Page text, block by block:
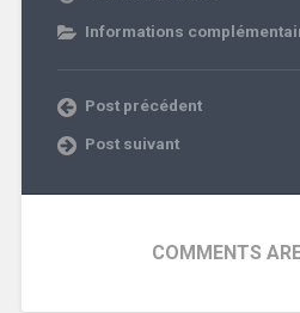
Informations
Post précédent
Post suivant
COMMENTS